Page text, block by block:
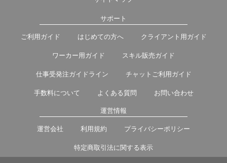
サポート
ご利用ガイド はじめての方へ クライアント用ガイド
ワーカー用ガイド スキル販売ガイド
仕事受発注ガイドライン チャットご利用ガイド
手数料について よくある質問 お問い合わせ
運営情報
運営会社 利用規約 プライバシーポリシー
特定商取引法に関する表示